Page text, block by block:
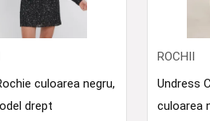
culoarea negru,
drept
ROCHII
Undress
culoarea